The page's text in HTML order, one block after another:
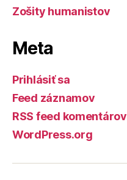
Zošity humanistov
Meta
Prihlásiť sa
Feed záznamov
RSS feed komentárov
WordPress.org